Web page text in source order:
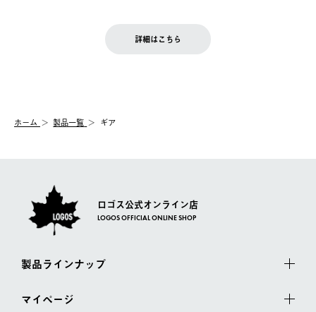
【配送業者】
佐川急便にて配送されます。
お客様都合の返品にかかる送料は、お客様ご負担とさせていただ
一度お手元の商品を返品いただき、ご希望商品を再注文してくだ
LOGOS FAMILY会員の方は、会員マイページ内 購入履歴画面に
詳細はこちら
ホーム 製品一覧 ギア
ロゴス公式オンライン店
LOGOS OFFICIAL ONLINE SHOP
製品ラインナップ
マイページ